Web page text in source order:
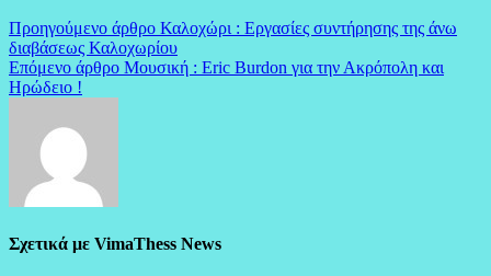
Πλοήγηση
άρθρων
Προηγούμενο άρθρο Καλοχώρι : Εργασίες συντήρησης της άνω
διαβάσεως Καλοχωρίου
Επόμενο άρθρο Μουσική : Eric Burdon για την Ακρόπολη και
Ηρώδειο !
Σχετικά με VimaThess News